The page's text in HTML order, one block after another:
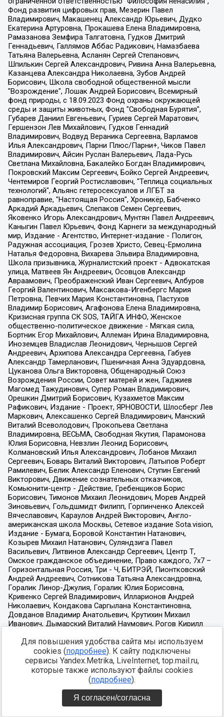
Для повышения удобства сайта мы используем
cookies (подробнее). К сайту подключены
сервисы Yandex.Metrika, LiveInternet, top.mail.ru,
которые также используют файлы cookies
(подробнее).
Я согласен/согласна